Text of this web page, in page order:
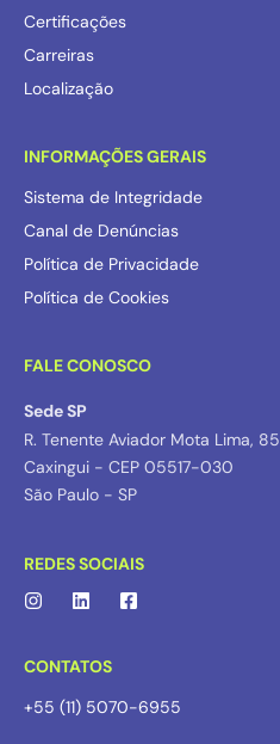
Certificações
Carreiras
Localização
INFORMAÇÕES GERAIS
Sistema de Integridade
Canal de Denúncias
Política de Privacidade
Política de Cookies
FALE CONOSCO
Sede SP
R. Tenente Aviador Mota Lima, 85
Caxingui - CEP 05517-030
São Paulo - SP
REDES SOCIAIS
CONTATOS
+55 (11) 5070-6955